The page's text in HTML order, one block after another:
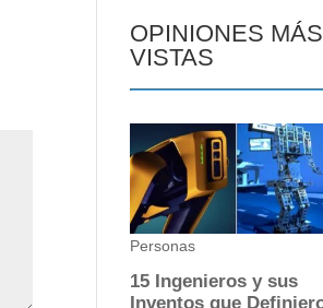
OPINIONES MÁS
VISTAS